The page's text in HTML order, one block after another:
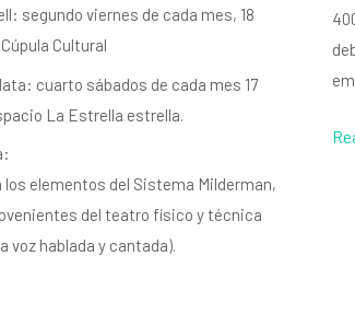
segundo viernes de cada mes, 18
Cultural
cuarto sábados de cada mes 17
La Estrella estrella.
los elementos del Sistema Milderman,
del teatro físico y técnica
voz hablada y cantada).